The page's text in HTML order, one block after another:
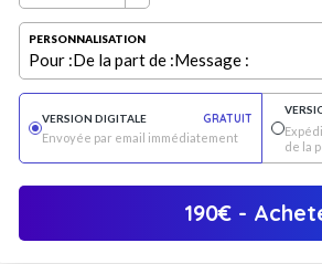
PERSONNALISATION
Pour :De la part de :Message :
VERSION DIGITALE
GRATUIT
Envoyée par email immédiatement
de la
190€-